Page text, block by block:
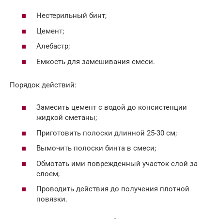
Нестерильный бинт;
Цемент;
Алебастр;
Емкость для замешивания смеси.
Порядок действий:
Замесить цемент с водой до консистенции
жидкой сметаны;
Приготовить полоски длинной 25-30 см;
Вымочить полоски бинта в смеси;
Обмотать ими поврежденный участок слой за
слоем;
Проводить действия до получения плотной
повязки.